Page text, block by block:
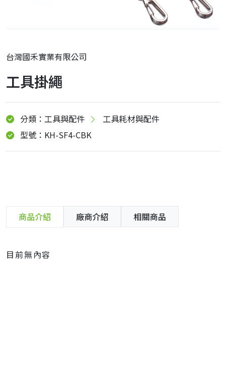
台灣國禾實業有限公司
工具掛繩
分類：工具與配件
工具耗材與配件
型號：KH-SF4-CBK
商品介紹 廠商介紹 相關商品
目前無內容